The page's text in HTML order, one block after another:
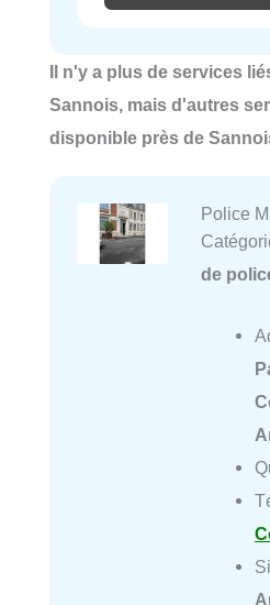
Il n'y a plus de services
Sannois, mais d'autres
disponible près de
Police
de